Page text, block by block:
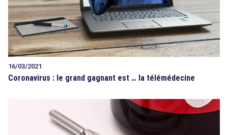
16/03/2021
Coronavirus : le grand gagnant est … la télémédecine